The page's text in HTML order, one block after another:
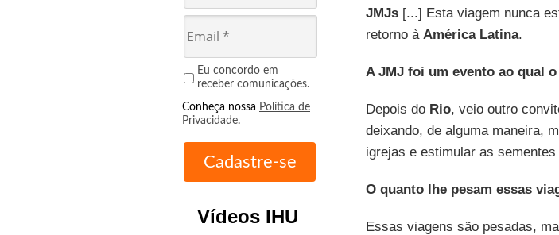
Eu concordo em
receber comunicações.
Conheça nossa Política de
Privacidade.
Vídeos IHU
JMJs[...] Esta viagem nunca
retorno à América Latina.
A JMJ foi um evento ao qual
Depois do Rio, veio outro
deixando, de alguma maneira,
igrejas e estimular as
O quanto lhe pesam essas
Essas viagens são pesadas,